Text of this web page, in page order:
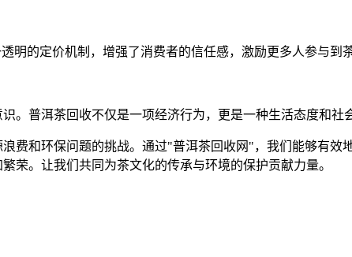
的定价机制，增强了消费者的信任感，激励更多人参与到
。普洱茶回收不仅是一项经济行为，更是一种生活态度和社
费和环保问题的挑战。通过"普洱茶回收网"，我们能够有效
荣。让我们共同为茶文化的传承与环境的保护贡献力量。